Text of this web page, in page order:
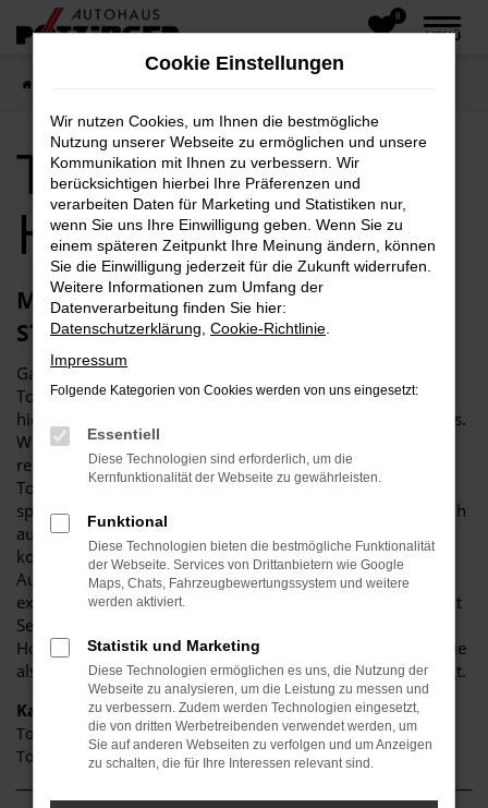
Zum
0
MENÜ
Toyota Corolla
Holzkirchen
MIT DEM TOYOTA COROLLA AUF DEN
STRASSEN VON HOLZKIRCHEN
Ganz sicher haben Sie in Holzkirchen schon jede Menge
Toyota Corolla gesehen. Dieses Fahrzeug passt einfach
hierhin und zeichnet sich durch eine Reihe an Vorzügen aus.
Wer möchte, schlägt hierfür die Vergleichstest der
renommierten Automobilzeitschriften auf, in denen der
Toyota Corolla nahezu immer hoch gelobt wird. Oder Sie
sprechen einfach einen glücklichen Besitzer an. Es ist jedoch
auch eine gute Idee, direkt zum Autohaus Pötzinger zu
kommen und die vielen Toyota Corolla für Holzkirchen in
Augenschein zu nehmen. Unser Familienunternehmen
existiert seit mehr als 25 Jahren und vereint Kompetenz mit
Seriosität. Zudem bieten wir den Toyota Corolla für
Holzkirchen sowohl als Neuwagen als auch gebraucht sowie
als Tageszulassung und Jahreswagen. Vielfalt, die überzeugt.
Kategorie
Toyota Corolla Tageszulassung Holzkirchen
Toyota Corolla Gebrauchtwagen Holzkirchen
Cookie Einstellungen
Wir nutzen Cookies, um Ihnen die bestmögliche
Nutzung unserer Webseite zu ermöglichen und unsere
Kommunikation mit Ihnen zu verbessern. Wir
berücksichtigen hierbei Ihre Präferenzen und
verarbeiten Daten für Marketing und Statistiken nur,
wenn Sie uns Ihre Einwilligung geben. Wenn Sie zu
einem späteren Zeitpunkt Ihre Meinung ändern, können
Sie die Einwilligung jederzeit für die Zukunft widerrufen.
Weitere Informationen zum Umfang der
Datenverarbeitung finden Sie hier:
Datenschutzerklärung Cookie-Richtlinie
Impressum
Folgende Kategorien von Cookies werden von uns eingesetzt:
Essentiell
Diese Technologien sind erforderlich, um die
Kernfunktionalität der Webseite zu gewährleisten.
Funktional
Diese Technologien bieten die bestmögliche Funktionalität
der Webseite. Services von Drittanbietern wie Google
Maps, Chats, Fahrzeugbewertungssystem und weitere
werden aktiviert.
Statistik und Marketing
Diese Technologien ermöglichen es uns, die Nutzung der
Webseite zu analysieren, um die Leistung zu messen und
zu verbessern. Zudem werden Technologien eingesetzt,
die von dritten Werbetreibenden verwendet werden, um
Sie auf anderen Webseiten zu verfolgen und um Anzeigen
zu schalten, die für Ihre Interessen relevant sind.